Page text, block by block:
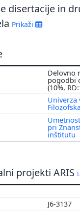
disertacije in
Prikaži
Delovno
pogodbi
(10%,
Univerza
pri
inštitutu
projekti ARIS
J6-3137